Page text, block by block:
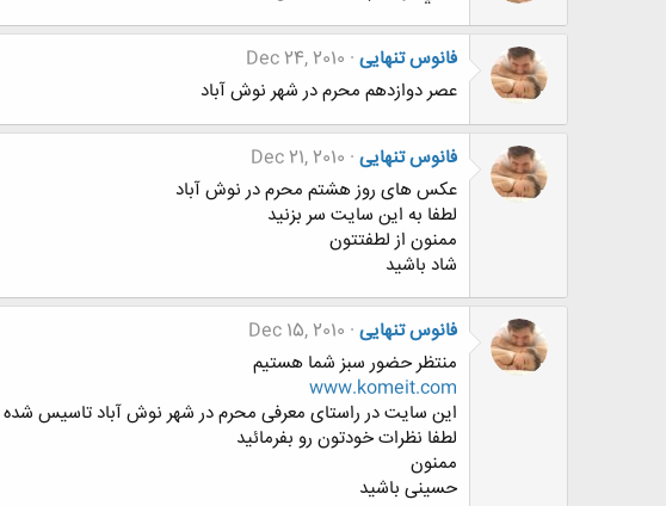
فانوس تنهایی Dec 24, 2010
عصر دوازدهم محرم در شهر نوش آباد
فانوس تنهایی Dec 21, 2010
عکس های روز هشتم محرم در نوش آباد
لطفا به این سایت سر بزنید
ممنون از لطفتتون
شاد باشید
فانوس تنهایی Dec 15, 2010
منتظر حضور سبز شما هستیم
www.komeit.com
این سایت در راستای معرفی محرم در شهر نوش آباد تاسیس شده
لطفا نظرات خودتون رو بفرمائید
ممنون
حسینی باشید